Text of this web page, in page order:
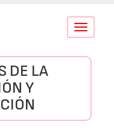
Conmutar
DE LA
Y